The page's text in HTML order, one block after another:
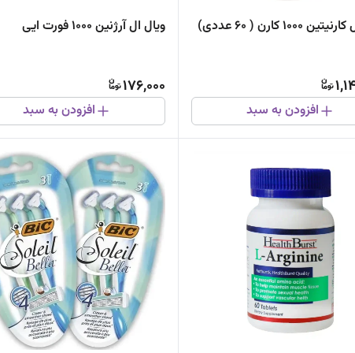
کارن ( 60 عددی)
افزودن به سبد
ویال ال آرژنین 1000 فورت ایی
176,000
افزودن به سبد